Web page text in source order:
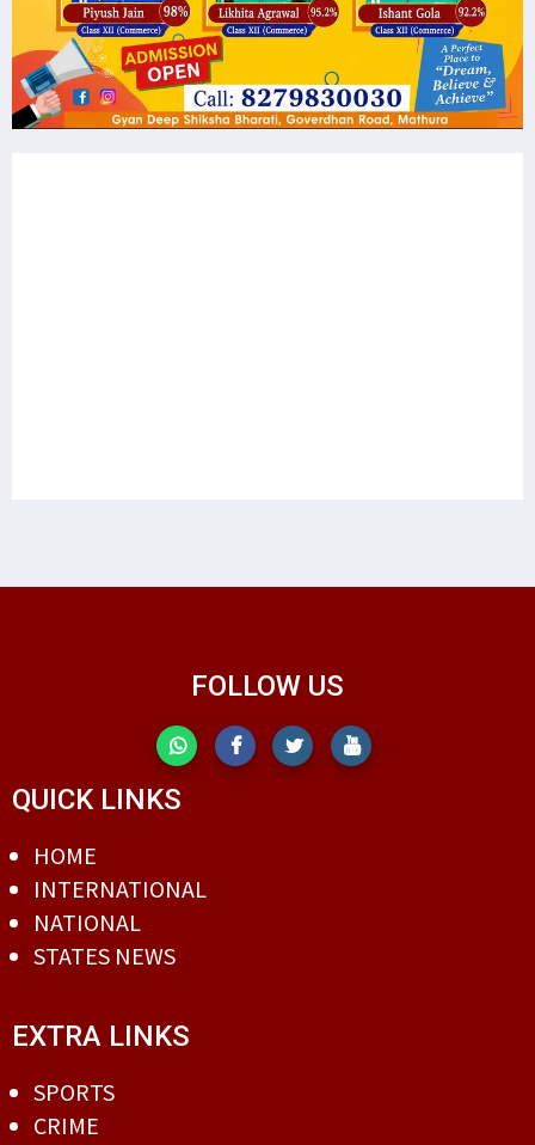
FOLLOW US
QUICK LINKS
HOME
INTERNATIONAL
NATIONAL
STATES NEWS
EXTRA LINKS
SPORTS
CRIME